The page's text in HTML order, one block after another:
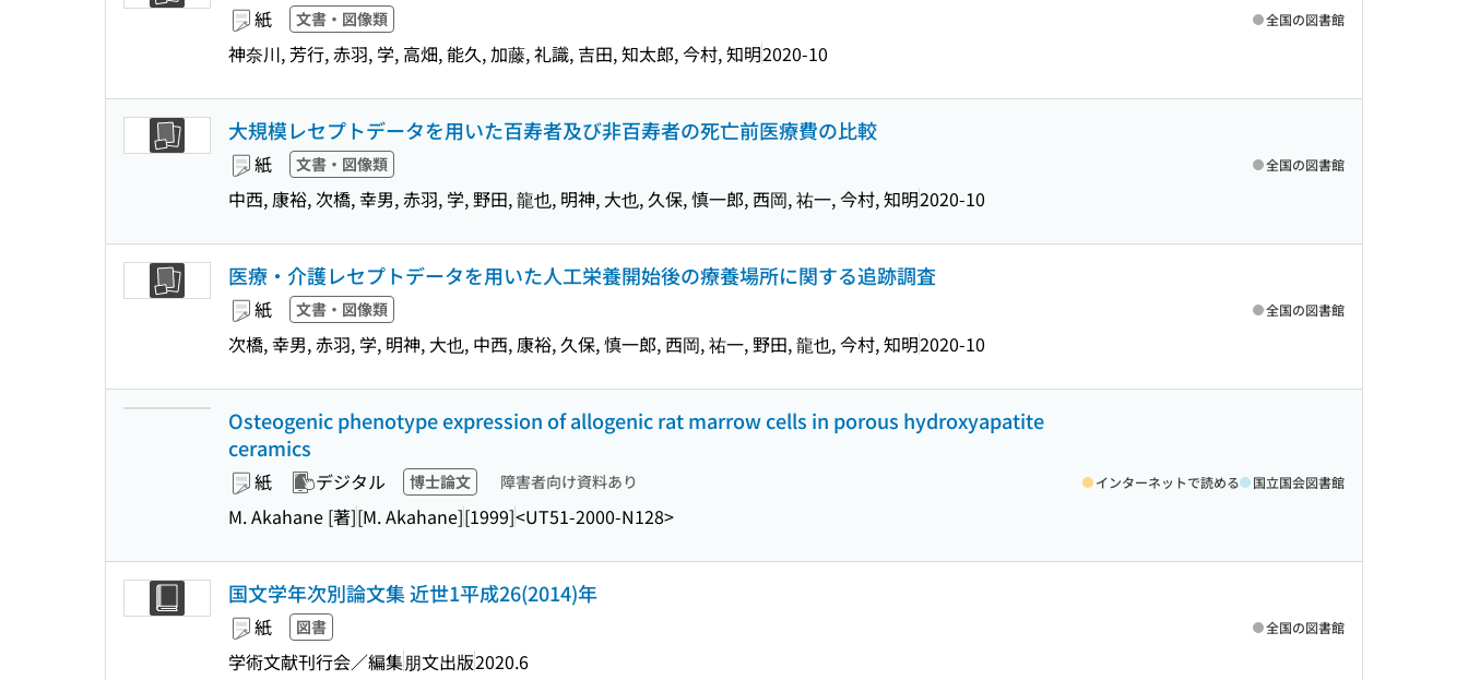
紙 文書・図像類
神奈川, 芳行, 赤羽, 学, 高畑, 能久, 加藤, 礼識, 吉田, 知太郎, 今村, 知明2020-10
全国の図書館
大規模レセプトデータを用いた百寿者及び非百寿者の死亡前医療費の比較
紙 文書・図像類
中西, 康裕, 次橋, 幸男, 赤羽, 学, 野田, 龍也, 明神, 大也, 久保, 慎一郎, 西岡, 祐一, 今村, 知明2020-10
全国の図書館
医療・介護レセプトデータを用いた人工栄養開始後の療養場所に関する追跡調査
紙 文書・図像類
次橋, 幸男, 赤羽, 学, 明神, 大也, 中西, 康裕, 久保, 慎一郎, 西岡, 祐一, 野田, 龍也, 今村, 知明2020-10
全国の図書館
Osteogenic phenotype expression of allogenic rat marrow cells in porous hydroxyapatite
ceramics
紙 デジタル 博士論文 障害者向け資料あり
M. Akahane [著][M. Akahane][1999]<UT51-2000-N128>
インターネットで読める 国立国会図書館
国文学年次別論文集 近世1平成26(2014)年
紙 図書
学術文献刊行会／編集朋文出版2020.6
全国の図書館